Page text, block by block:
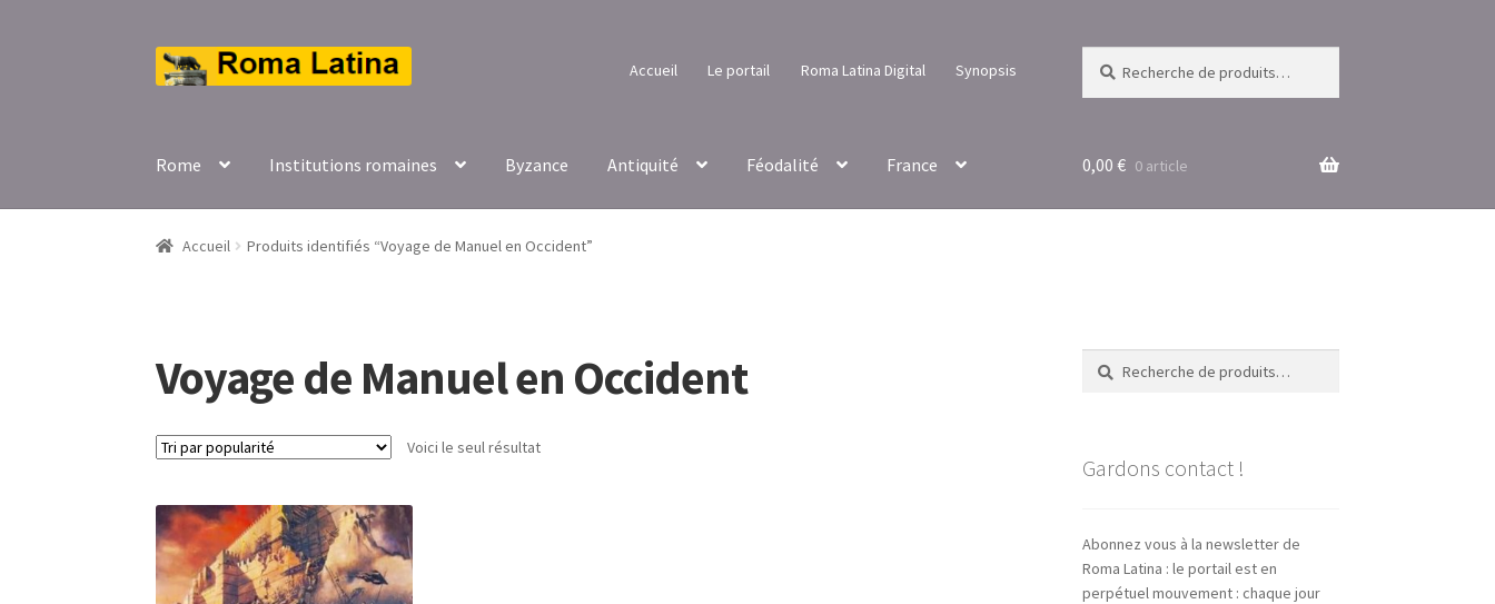
Aller
à
Aller
au
Accueil Le portail Roma Latina Digital Synopsis
pour :
Rome Institutions romaines Byzance Antiquité Féodalité France 0,00 € 0 article
Accueil Produits identifiés “Voyage de Manuel en Occident”
Voyage de Manuel en Occident
Voici le seul résultat
Recherche
pour :
Recherche
Gardons contact !
Abonnez vous à la newsletter de
Roma Latina : le portail est en
perpétuel mouvement : chaque jour